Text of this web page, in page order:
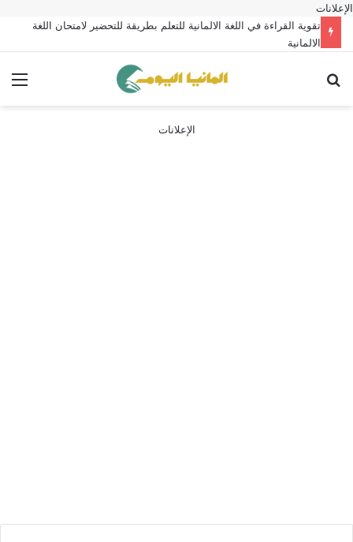
الإعلانات
تقوية القراءة في اللغة الالمانية للتعلم بطريقة للتحضير لامتحان اللغة
الالمانية
الإعلانات